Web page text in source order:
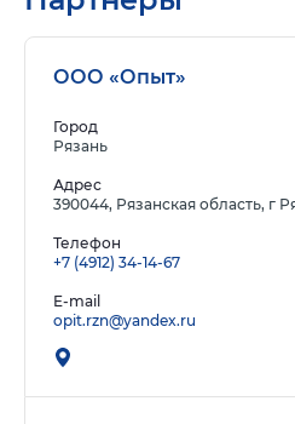
ООО «Опыт»
Город
Рязань
Адрес
390044, Рязанская область, г
Телефон
+7 (4912) 34-14-67
E-mail
opit.rzn@yandex.ru